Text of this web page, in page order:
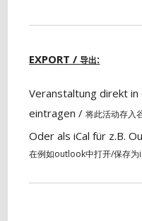
EXPORT /导出:
Veranstaltung direkt
eintragen /将此活动存入
Oder als iCal für z.B.
在例如outlook中打开/保存为